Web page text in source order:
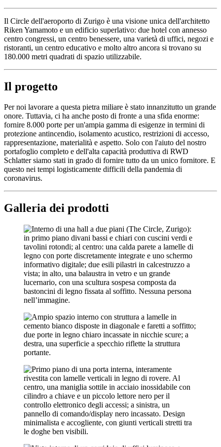
Il Circle dell'aeroporto di Zurigo è una visione unica dell'architetto
Riken Yamamoto e un edificio superlativo: due hotel con annesso
centro congressi, un centro benessere, una varietà di uffici, negozi e
ristoranti, un centro educativo e molto altro ancora si trovano su
180.000 metri quadrati di spazio utilizzabile.
Il progetto
Per noi lavorare a questa pietra miliare è stato innanzitutto un grande
onore. Tuttavia, ci ha anche posto di fronte a una sfida enorme:
fornire 8.000 porte per un'ampia gamma di esigenze in termini di
protezione antincendio, isolamento acustico, restrizioni di accesso,
rappresentazione, materialità e aspetto. Solo con l'aiuto del nostro
portafoglio completo e dell'alta capacità produttiva di RWD
Schlatter siamo stati in grado di fornire tutto da un unico fornitore. E
questo nei tempi logisticamente difficili della pandemia di
coronavirus.
Galleria dei prodotti